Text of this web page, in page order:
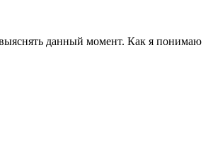
данный момент. Как я понимаю